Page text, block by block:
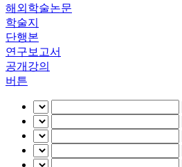
해외학술논문
학술지
단행본
연구보고서
공개강의
버튼